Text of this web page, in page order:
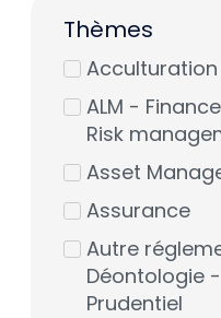
Thèmes
Acculturation
ALM -
Risk
Asset
Assurance
Autre
Déontologie
Prudentiel